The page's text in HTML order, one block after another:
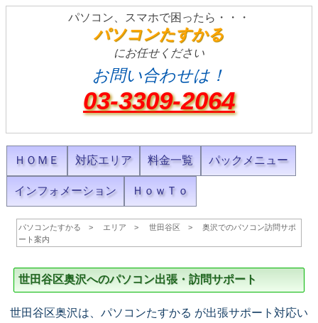
パソコン、スマホで困ったら・・・
パソコンたすかる
にお任せください
お問い合わせは！
03-3309-2064
ＨＯＭＥ 対応エリア 料金一覧 パックメニュー
インフォメーション ＨｏｗＴｏ
パソコンたすかる エリア 世田谷区
奥沢でのパソコン訪問サポ
ート案内
世田谷区奥沢へのパソコン出張・訪問サポート
世田谷区奥沢は、パソコンたすかる が出張サポート対応い